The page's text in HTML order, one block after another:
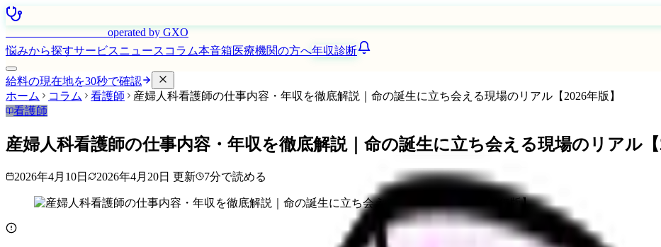
operated by GXO
悩みから探すサービスニュース コラム本音箱医療機関の方へ年収診断
給料の現在地を30秒で確認
ホーム
コラム 看護師
産婦人科看護師の仕事内容・年収を徹底解説｜命の誕生に立ち会える現場のリアル【2026年版】
看護師
産婦人科看護師の仕事内容・年収を徹底解説｜命の誕生に立ち会える現場のリアル【
2026年4月10日 2026年4月20日 更新 7分で読める